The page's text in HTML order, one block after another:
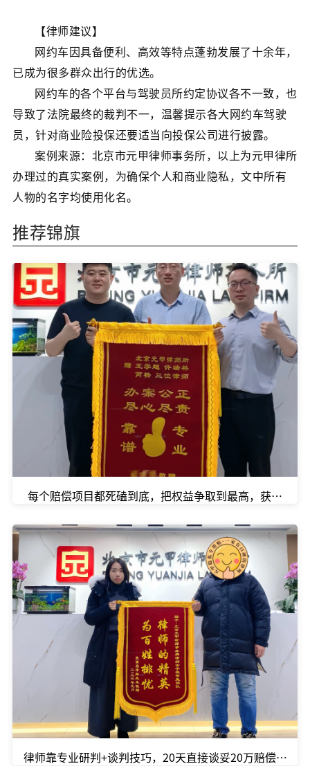
【律师建议】
网约车因具备便利、高效等特点蓬勃发展了十余年，
已成为很多群众出行的优选。
网约车的各个平台与驾驶员所约定协议各不一致，也
导致了法院最终的裁判不一，温馨提示各大网约车驾驶
员，针对商业险投保还要适当向投保公司进行披露。
案例来源：北京市元甲律师事务所，以上为元甲律所
办理过的真实案例，为确保个人和商业隐私，文中所有
人物的名字均使用化名。
推荐锦旗
每个赔偿项目都死磕到底，把权益争取到最高，获得132
律师靠专业研判+谈判技巧，20天直接谈妥20万赔偿款！